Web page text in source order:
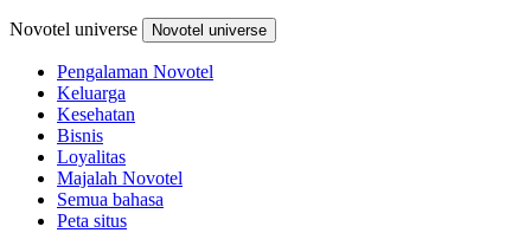
Novotel universe Novotel universe
Pengalaman Novotel
Keluarga
Kesehatan
Bisnis
Loyalitas
Majalah Novotel
Semua bahasa
Peta situs